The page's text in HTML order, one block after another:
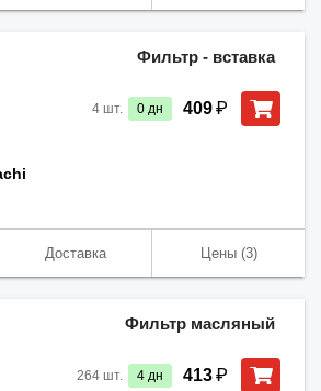
Фильтр - вставка
4 шт. 0 дн 409₽
Доставка Цены(3)
Фильтр масляный
264 шт. 4 дн 413₽